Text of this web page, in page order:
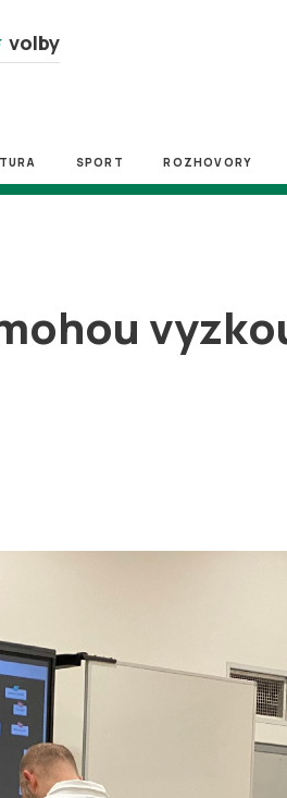
volby
SPORT ROZHOVORY